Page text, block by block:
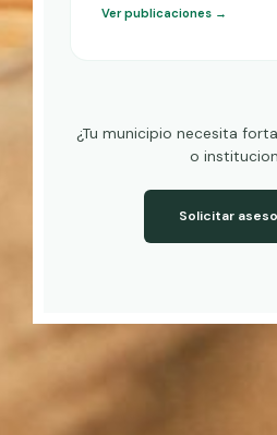
Ver publicaciones →
¿Tu municipio necesita
o
Solicitar